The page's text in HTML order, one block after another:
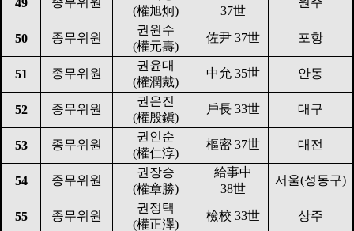
49
(權旭炯)
37世
50 종무위원
권원수
(權元壽)
佐尹 37世 포항
51 종무위원
권윤대
(權潤戴)
中允 35世 안동
52 종무위원
권은진
(權殷鎭)
戶長 33世 대구
53 종무위원
권인순
(權仁淳)
樞密 37世 대전
54 종무위원
권장승
(權章勝)
給事中
38世
서울(성동구)
55 종무위원
권정택
(權正澤)
檢校 33世 상주